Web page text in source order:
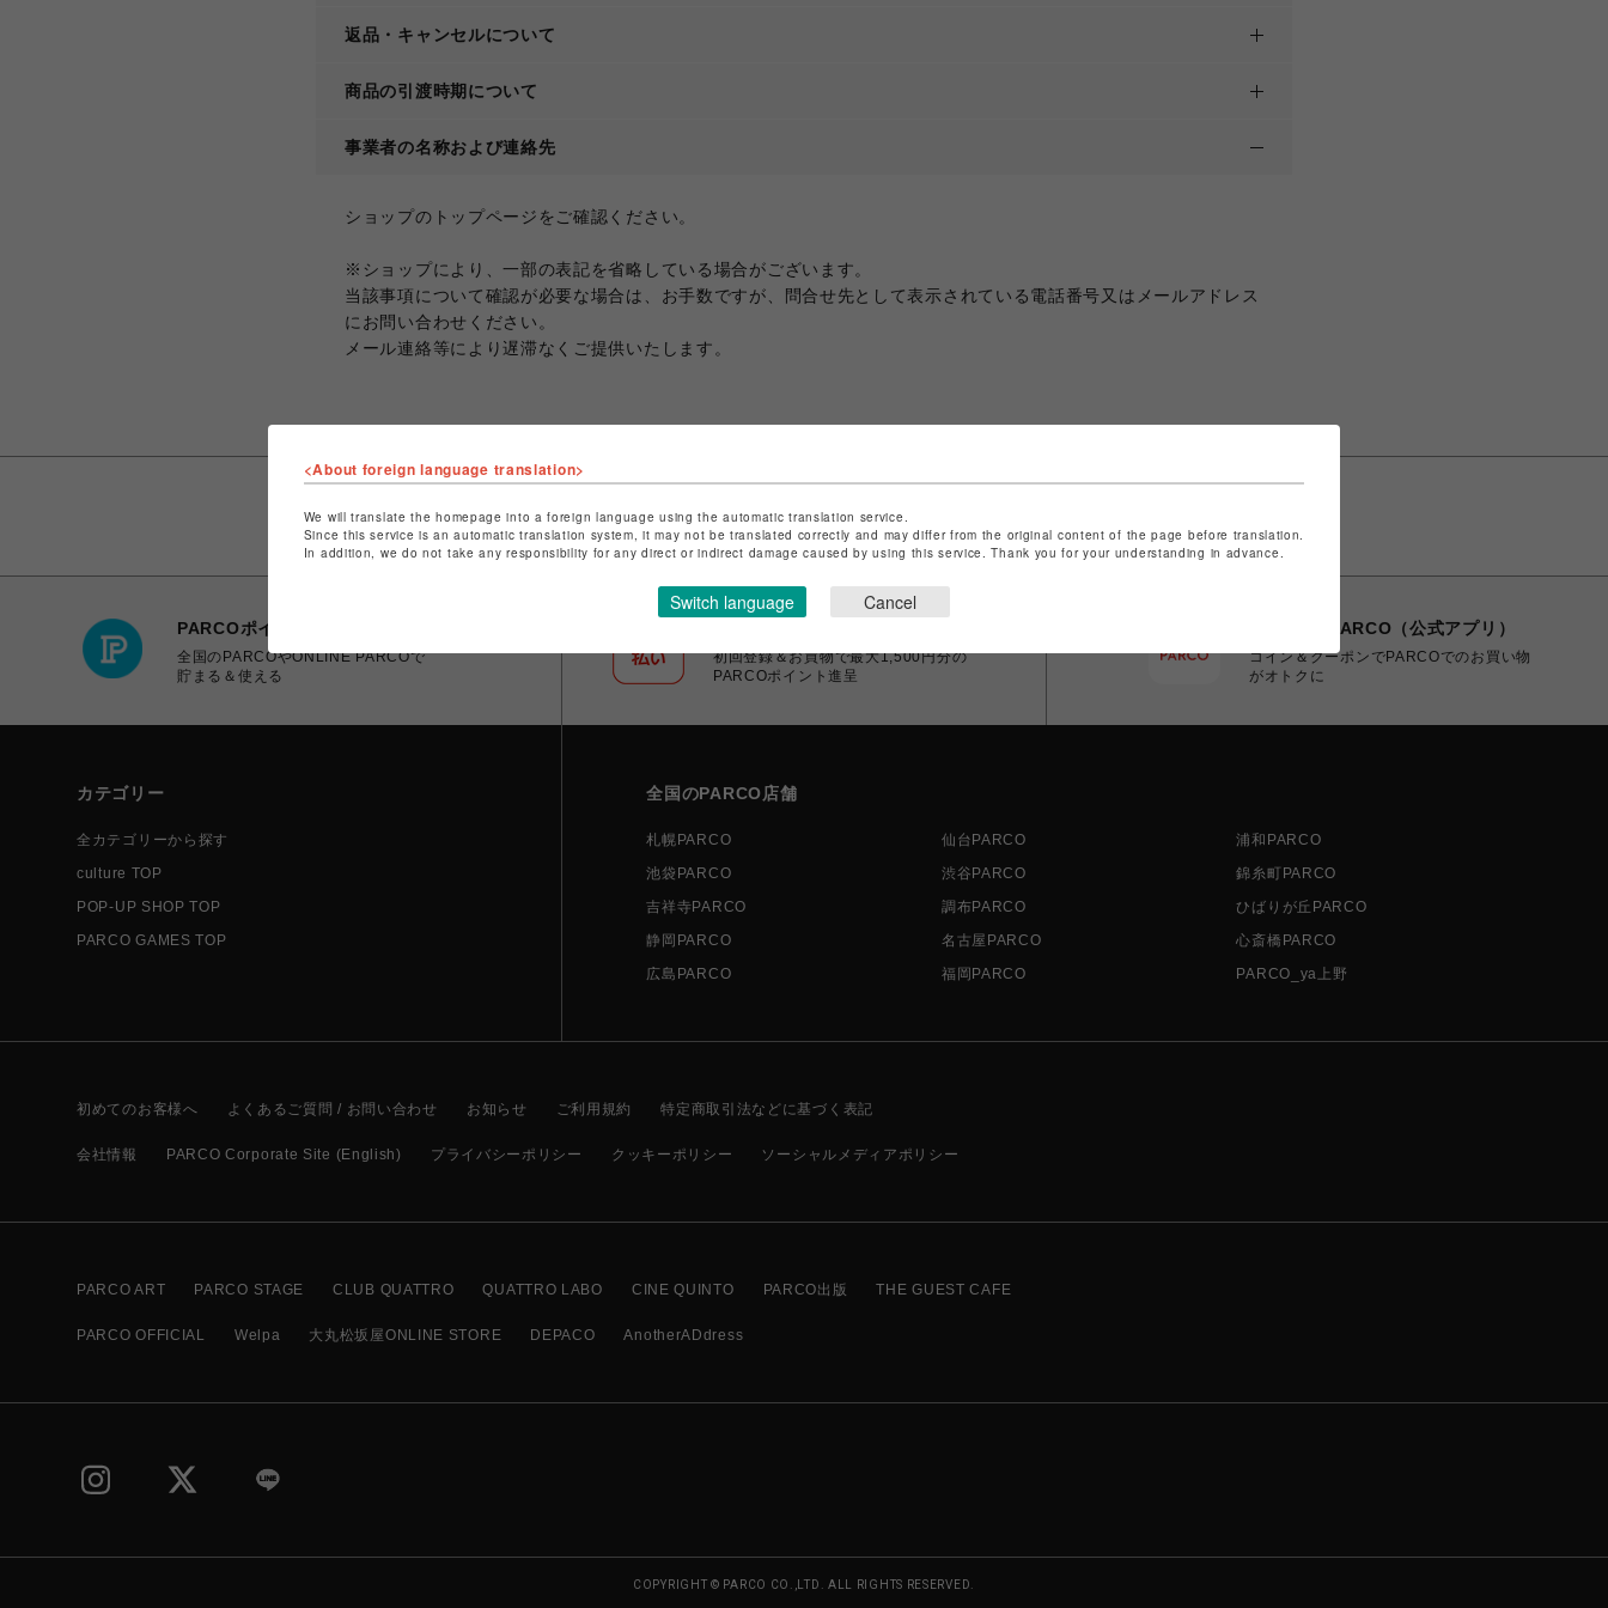
返品・キャンセルについて
商品の引渡時期について
事業者の名称および連絡先
ショップのトップページをご確認ください。
※ショップにより、一部の表記を省略している場合がございます。
当該事項について確認が必要な場合は、お手数ですが、問合せ先として表示されている電話番号又はメールアドレス
にお問い合わせください。
メール連絡等により遅滞なくご提供いたします。
PARCOポイント
全国のPARCOやONLINE PARCOで
貯まる＆使える
初回登録＆お買物で最大1,500円分の
PARCOポイント進呈
POCKET PARCO（公式アプリ）
コイン＆クーポンでPARCOでのお買い物
がオトクに
カテゴリー
全カテゴリーから探す
culture TOP
POP-UP SHOP TOP
PARCO GAMES TOP
全国のPARCO店舗
札幌PARCO 仙台PARCO
浦和PARCO
池袋PARCO
渋谷PARCO
錦糸町PARCO
吉祥寺PARCO
調布PARCO
ひばりが丘PARCO
静岡PARCO
名古屋PARCO
心斎橋PARCO
広島PARCO
福岡PARCO PARCO_ya上野
初めてのお客様へ よくあるご質問 / お問い合わせ お知らせ ご利用規約 特定商取引法などに基づく表記
会社情報 PARCO Corporate Site (English) プライバシーポリシー クッキーポリシー ソーシャルメディアポリシー
PARCO ART PARCO STAGE CLUB QUATTRO QUATTRO LABO CINE QUINTO PARCO出版 THE GUEST CAFE
PARCO OFFICIAL Welpa 大丸松坂屋ONLINE STORE DEPACO AnotherADdress
COPYRIGHT © PARCO CO.,LTD. ALL RIGHTS RESERVED.
<About foreign language translation>
We will translate the homepage into a foreign language using the automatic translation service.
Since this service is an automatic translation system, it may not be translated correctly and may differ from the original content of the page before translation.
In addition, we do not take any responsibility for any direct or indirect damage caused by using this service. Thank you for your understanding in advance.
Switch language Cancel